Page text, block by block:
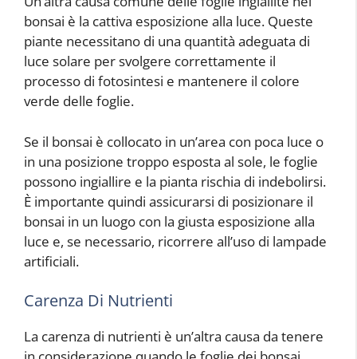
bonsai è la cattiva esposizione alla luce. Queste
piante necessitano di una quantità adeguata di
luce solare per svolgere correttamente il
processo di fotosintesi e mantenere il colore
verde delle foglie.
Se il bonsai è collocato in un’area con poca luce o
in una posizione troppo esposta al sole, le foglie
possono ingiallire e la pianta rischia di indebolirsi.
È importante quindi assicurarsi di posizionare il
bonsai in un luogo con la giusta esposizione alla
luce e, se necessario, ricorrere all’uso di lampade
artificiali.
Carenza Di Nutrienti
La carenza di nutrienti è un’altra causa da tenere